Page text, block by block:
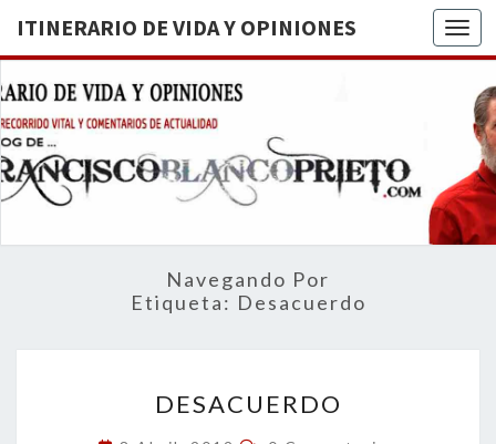
ITINERARIO DE VIDA Y OPINIONES
DE
BREVE
RECORRIDO
VITAL Y
ACTUALIDAD
Navegando Por
Etiqueta: Desacuerdo
DESACUERDO